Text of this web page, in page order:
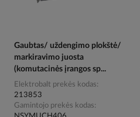
Gaubtas/ uždengimo plokštė/
markiravimo juosta
(komutacinės įrangos sp...
Elektrobalt prekės kodas
213853
Gamintojo prekės kodas